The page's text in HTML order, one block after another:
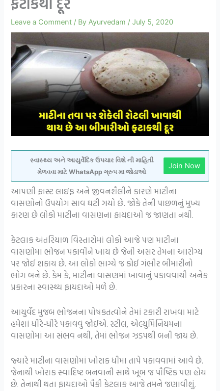
Leave a Comment / ByAyurvedam /July 5, 2020
સ્વાસ્થ્ય અને આયુર્વેદિક ઉપચાર વિશે ની માહિતી
મેળવવા માટે WhatsApp ગ્રુપ મા જોડાઓ
Join Now
આપણી ફાસ્ટ લાઇફ અને જીવનશૈલીને કારણે માટીના
વાસણોનો ઉપયોગ સાવ ઘટી ગયો છે. જોકે તેની પાછળનું મુખ્ય
કારણ છે લોકો માટીના વાસણના ફાયદાઓ જ જાણતા નથી.
કેટલાક અંતરિયાળ વિસ્તારોમાં લોકો આજે પણ માટીના
વાસણોમાં ભોજન પકાવીને ખાય છે જેની અસર તેમના આરોગ્ય
પર જોઈ શકાય છે. આ લોકો ભાગ્યે જ કોઈ ગંભીર બીમારીનો
ભોગ બને છે. કેમ કે, માટીના વાસણમાં ખાવાનું પકાવવાથી અનેક
પ્રકારના સ્વાસ્થ્ય ફાયદાઓ મળે છે.
આયુર્વેદ મુજબ ભોજનના પોષકતત્વોને તેમાં ટકારી રાખવા માટે
હમેશાં ધીરે-ધીરે પકાવવું જોઈએ. સ્ટીલ, એલ્યુમિનિયમના
વાસણોમાં આ સંભવ નથી, તેમાં ભોજન ઝડપથી બની જાય છે.
જ્યારે માટીના વાસણોમાં ખોરાક ધીમા તાપે પકાવવામાં આવે છે.
જેનાથી ખોરાક સ્વાદિષ્ટ બનવાની સાથે ખૂબ જ પૌષ્ટિક પણ હોય
છે. તેનાથી થતા ફાયદાઓ પૈકી કેટલાક આજે તમને જણાવીશું.